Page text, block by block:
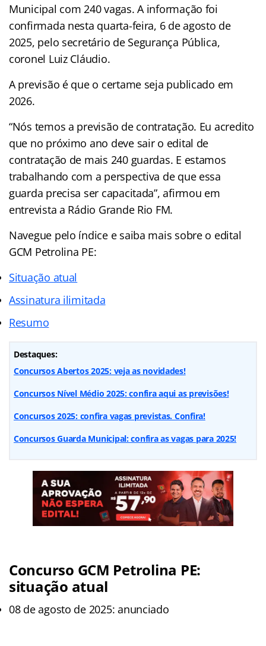
Municipal com 240 vagas. A informação foi
confirmada nesta quarta-feira, 6 de agosto de
2025, pelo secretário de Segurança Pública,
coronel Luiz Cláudio.
A previsão é que o certame seja publicado em
2026.
“Nós temos a previsão de contratação. Eu acredito
que no próximo ano deve sair o edital de
contratação de mais 240 guardas. E estamos
trabalhando com a perspectiva de que essa
guarda precisa ser capacitada”, afirmou em
entrevista a Rádio Grande Rio FM.
Navegue pelo índice e saiba mais sobre o edital
GCM Petrolina PE:
Situação atual
Assinatura ilimitada
Resumo
Destaques:
Concursos Abertos 2025: veja as novidades!
Concursos Nível Médio 2025: confira aqui as previsões!
Concursos 2025: confira vagas previstas. Confira!
Concursos Guarda Municipal: confira as vagas para 2025!
Concurso GCM Petrolina PE:
situação atual
08 de agosto de 2025: anunciado